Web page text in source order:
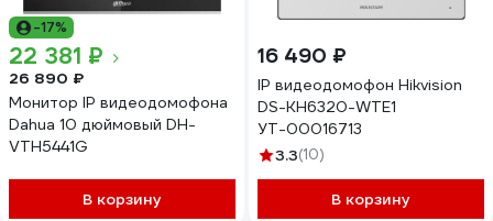
-17%
22 381 ₽
26 890 ₽
Монитор IP видеодомофона
Dahua 10 дюймовый DH-
VTH5441G
В корзину
16 490 ₽
IP видеодомофон Hikvision
DS-KH6320-WTE1
УТ-00016713
3.3(10)
В корзину